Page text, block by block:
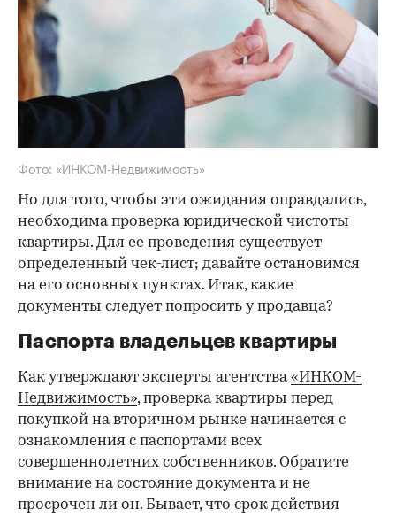
Фото: «ИНКОМ-Недвижимость»
Но для того, чтобы эти ожидания оправдались,
необходима проверка юридической чистоты
квартиры. Для ее проведения существует
определенный чек-лист; давайте остановимся
на его основных пунктах. Итак, какие
документы следует попросить у продавца?
Паспорта владельцев квартиры
Как утверждают эксперты агентства«ИНКОМ-
Недвижимость», проверка квартиры перед
покупкой на вторичном рынке начинается с
ознакомления с паспортами всех
совершеннолетних собственников. Обратите
внимание на состояние документа и не
просрочен ли он. Бывает, что срок действия